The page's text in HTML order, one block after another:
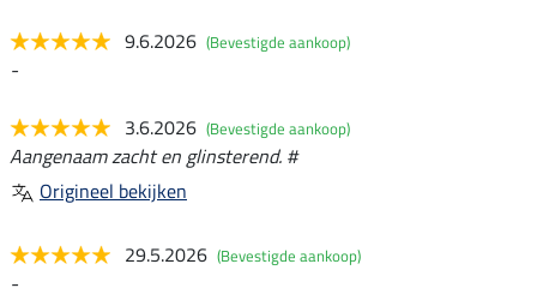
9.6.2026 (Bevestigde aankoop)
-
3.6.2026 (Bevestigde aankoop)
Aangenaam zacht en glinsterend. #
Origineel bekijken
29.5.2026 (Bevestigde aankoop)
-